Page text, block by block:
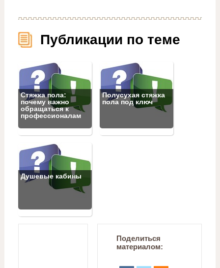
Публикации по теме
Стяжка пола:
почему важно
обращаться к
профессионалам
Полусухая стяжка
пола под ключ
Душевые кабины
Поделиться
материалом: